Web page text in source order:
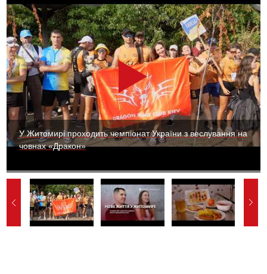
У Житомирі проходить чемпіонат України з веслування на
човнах «Дракон»